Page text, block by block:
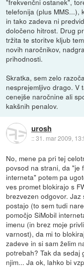
telefonija (plus MMS...),
in tako zadeva ni
določeno hitrost. Drug
tržita te storitve kljub
novih naročnikov,
prihodnosti.
Skratka, sem zelo
nesprejemljivo drago. V
cenejše naročnine ali
kakšnih penalov.
urosh
::31. mar 2009,
No, mene pa pri tej
povsod na strani, da "je
interneta" potem pa
ves promet blokirajo s
brezvezen odgovor. Jaz
postajo (to sem tudi
pomočjo SiMobil
imenu (in brez moje
varnost), da mi to
zadeve in si sam želim
potrebah? Tak da sedaj
njim... Ja ok, lahko bi